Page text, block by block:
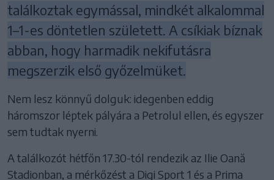
találkoztak egymással, mindkét alkalommal
1–1-es döntetlen született. A csíkiak bíznak
abban, hogy harmadik nekifutásra
megszerzik első győzelmüket.
Nem lesz könnyű dolguk: idegenben eddig
háromszor léptek pályára a Petrolul ellen, és egyszer
sem tudtak nyerni.
A találkozót hétfőn 17.30-tól rendezik az Ilie Oană
Stadionban, a mérkőzést a Digi Sport 1 és a Prima